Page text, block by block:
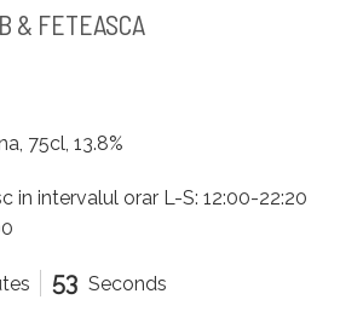
& FETEASCA
75cl, 13.8%
in intervalul orar L-S: 12:00-22:20
53 Seconds